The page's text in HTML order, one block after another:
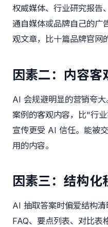
权威媒体、行业研究报告
通自媒体或品牌自己的广
观文章，比十篇品牌官网
因素二：内容客
AI 会规避明显的营销夸大
案例的客观内容，比"行
宣传更受 AI 信任。能被
用的内容。
因素三：结构化
AI 抽取答案时偏爱结构
FAQ、要点列表、对比